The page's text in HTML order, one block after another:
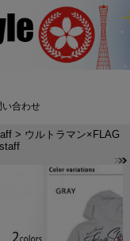
い合わせ
> ウルトラマン×FLAG